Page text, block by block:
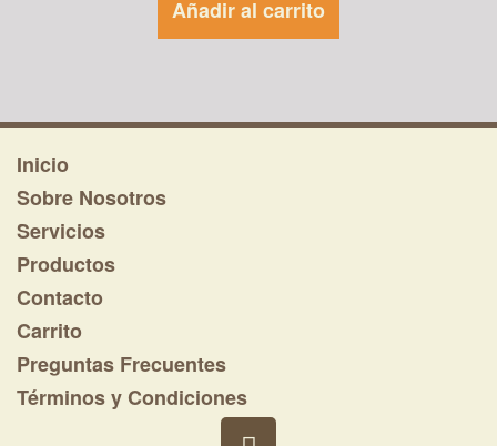
Añadir al carrito
Inicio
Sobre Nosotros
Servicios
Productos
Contacto
Carrito
Preguntas Frecuentes
Términos y Condiciones